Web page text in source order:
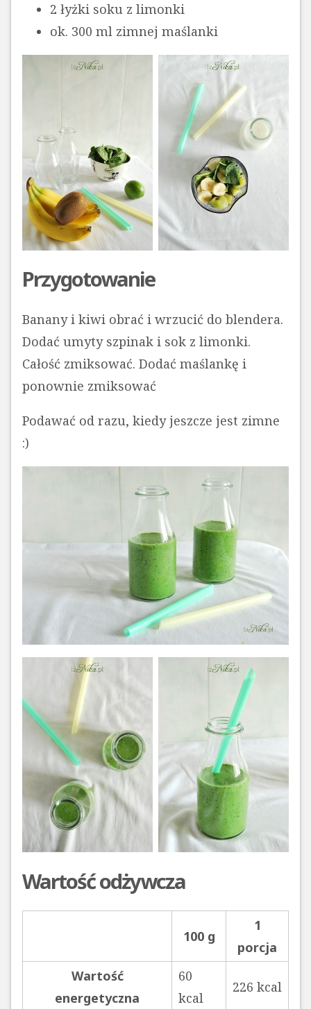
2 łyżki soku z limonki
ok. 300 ml zimnej maślanki
Przygotowanie
Banany i kiwi obrać i wrzucić do blendera.
Dodać umyty szpinak i sok z limonki.
Całość zmiksować. Dodać maślankę i
ponownie zmiksować
Podawać od razu, kiedy jeszcze jest zimne
:)
Wartość odżywcza
100 g
1
porcja
Wartość
energetyczna
60
kcal
226 kcal